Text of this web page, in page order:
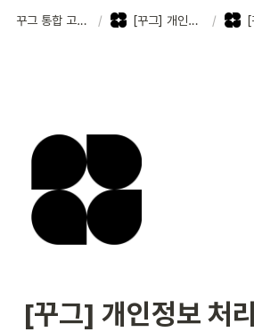
꾸그 통합 고객지원센터 / [꾸그] 개인정보 처리방침 /
[꾸그] 개인정보 처